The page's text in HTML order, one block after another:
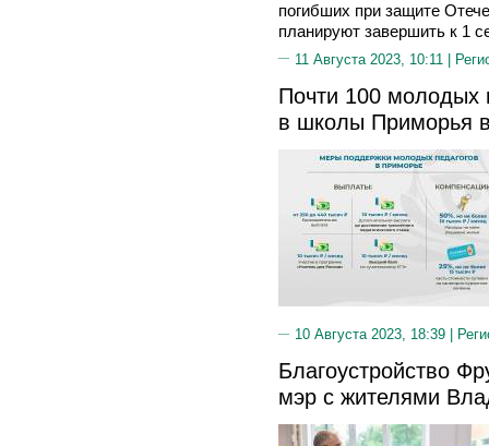
погибших при защите
планируют завершить к 1
11 Августа 2023, 10:11 |
Почти 100 молодых
в школы Приморья
10 Августа 2023, 18:39 |
Благоустройство
мэр с жителями